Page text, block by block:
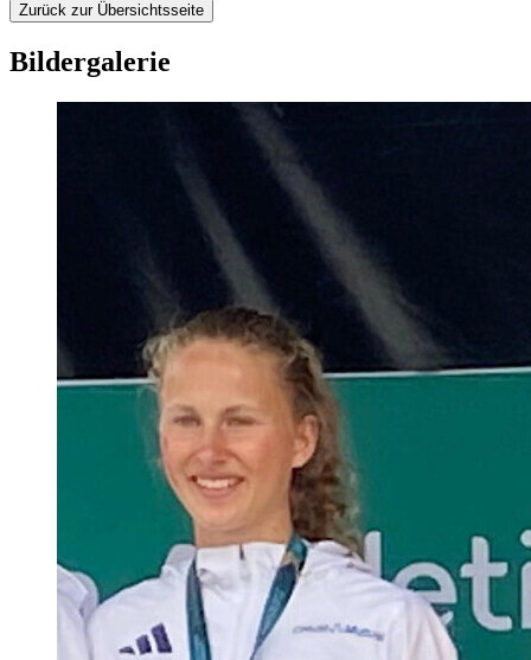
Zurück zur Übersichtsseite
Bildergalerie